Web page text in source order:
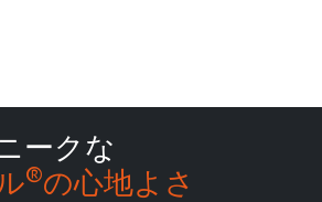
ークな
®の心地よさ